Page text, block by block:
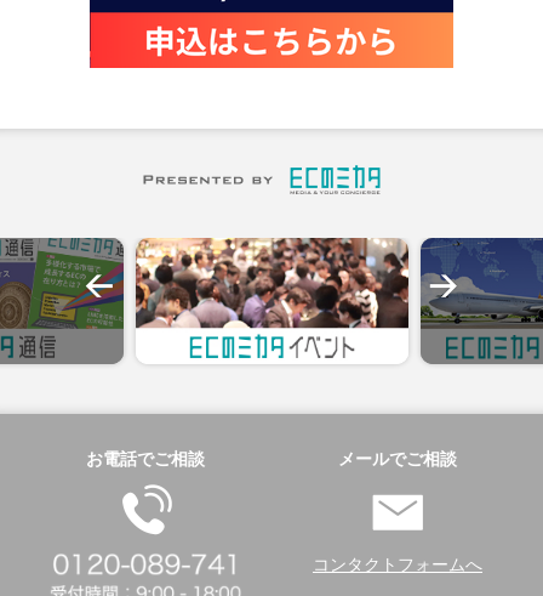
お電話でご相談 メールでご相談
コンタクトフォームへ